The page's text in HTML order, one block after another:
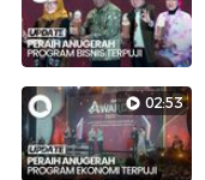
02:53